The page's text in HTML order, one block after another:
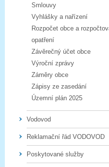
Smlouvy
Vyhlášky a nařízení
Rozpočet obce a
opatření
Závěrečný účet obce
Výroční zprávy
Záměry obce
Zápisy ze zasedání
Územní plán 2025
Vodovod
Reklamační řád VODOVOD
Poskytované služby